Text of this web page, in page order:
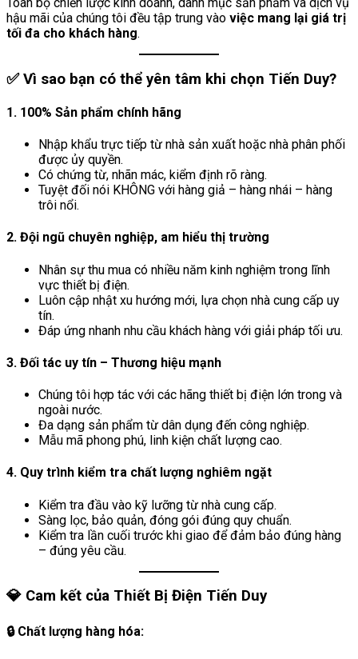
hậu mãi của chúng tôi đều tập trung vào việc mang lại giá trị
tối đa cho khách hàng.
✅ Vì sao bạn có thể yên tâm khi chọn Tiến Duy?
1. 100% Sản phẩm chính hãng
Nhập khẩu trực tiếp từ nhà sản xuất hoặc nhà phân phối
được ủy quyền.
Có chứng từ, nhãn mác, kiểm định rõ ràng.
Tuyệt đối nói KHÔNG với hàng giả – hàng nhái – hàng
trôi nổi.
2. Đội ngũ chuyên nghiệp, am hiểu thị trường
Nhân sự thu mua có nhiều năm kinh nghiệm trong lĩnh
vực thiết bị điện.
Luôn cập nhật xu hướng mới, lựa chọn nhà cung cấp uy
tín.
Đáp ứng nhanh nhu cầu khách hàng với giải pháp tối ưu.
3. Đối tác uy tín – Thương hiệu mạnh
Chúng tôi hợp tác với các hãng thiết bị điện lớn trong và
ngoài nước.
Đa dạng sản phẩm từ dân dụng đến công nghiệp.
Mẫu mã phong phú, linh kiện chất lượng cao.
4. Quy trình kiểm tra chất lượng nghiêm ngặt
Kiểm tra đầu vào kỹ lưỡng từ nhà cung cấp.
Sàng lọc, bảo quản, đóng gói đúng quy chuẩn.
Kiểm tra lần cuối trước khi giao để đảm bảo đúng hàng
– đúng yêu cầu.
💎 Cam kết của Thiết Bị Điện Tiến Duy
🔒 Chất lượng hàng hóa: